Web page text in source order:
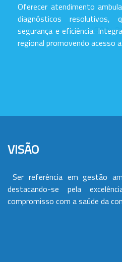
Oferecer atendimento
diagnósticos resolutivos,
segurança e eficiência.
regional promovendo acesso
VISÃO
Ser referência em gestão
destacando-se pela
compromisso com a saúde da